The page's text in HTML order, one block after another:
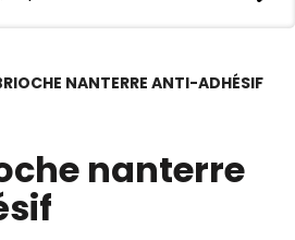
NANTERRE ANTI-ADHÉSIF
nanterre